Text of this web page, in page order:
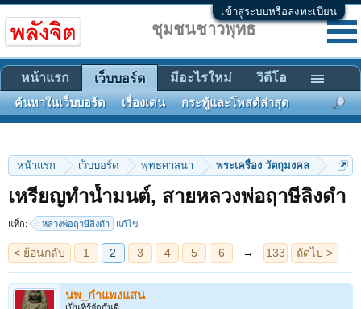
เข้าสู่ระบบหรือลงทะเบียน
หน้าแรก เว็บบอร์ด พุทธศาสนา พระเครื่อง วัตถุมงคล
เหรียญทำน้ำมนต์, สายหลวงพ่อฤาษีลิงดำ
แท็ก: หลวงพ่อฤาษีลิงดำ แก้ไข
นพ_กำแพงแสน
ชุมชนชาวพุทธ
หน้าแรก เว็บบอร์ด
ค้นหาในเว็บบอร์ด เรื่องเด่น กระทู้และโพสต์ล่าสุด
มีอะไรใหม่ วิดีโอ